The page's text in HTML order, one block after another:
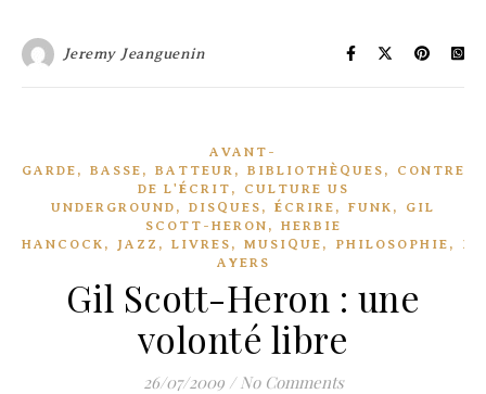
Jeremy Jeanguenin
AVANT-
GARDE , BASSE , BATTEUR , BIBLIOTHÈQUES ,
DE L'ÉCRIT ,
CULTURE US
UNDERGROUND , DISQUES , ÉCRIRE , FUNK ,
GIL
SCOTT-HERON ,
HERBIE
HANCOCK , JAZZ , LIVRES , MUSIQUE , PHILOSOPHIE ,
AYERS
Gil Scott-Heron : une
volonté libre
26/07/2009 / No Comments